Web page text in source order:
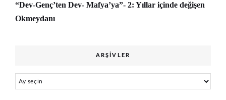
“Dev-Genç’ten Dev- Mafya’ya”- 2: Yıllar içinde değişen
Okmeydanı
ARŞIVLER
Arşivler